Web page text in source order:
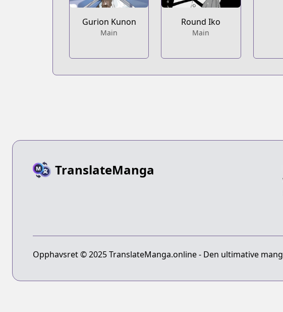
Gurion Kunon
Main
Round Iko
Main
TranslateManga
Opphavsret © 2025 TranslateManga.online - Den ultimative